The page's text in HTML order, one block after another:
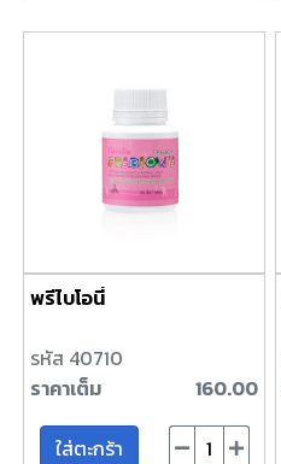
พรีไบโอนี่
รหัส 40710
ราคาเต็ม
160.00
ใส่ตะกร้า